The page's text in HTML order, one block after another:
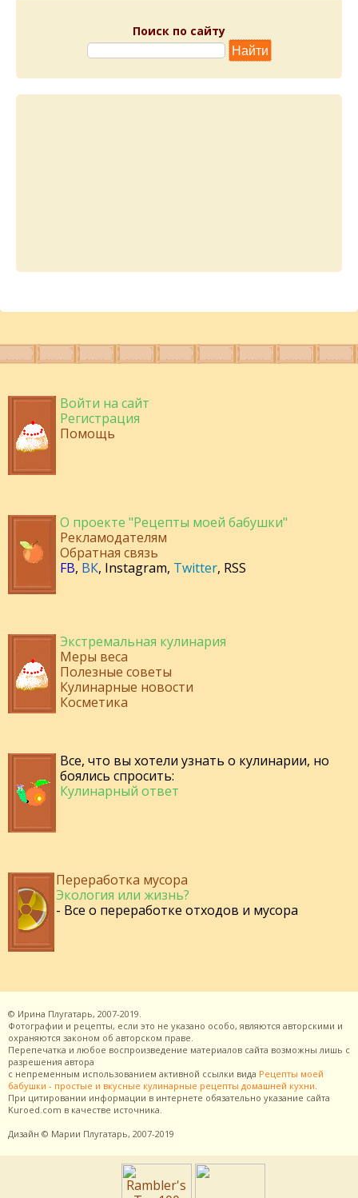
Поиск по сайту
Войти на сайт
Регистрация
Помощь
О проекте "Рецепты моей бабушки"
Рекламодателям
Обратная связь
FB, ВК, Instagram, Twitter, RSS
Экстремальная кулинария
Меры веса
Полезные советы
Кулинарные новости
Косметика
Все, что вы хотели узнать о кулинарии, но
боялись спросить:
Кулинарный ответ
Переработка мусора
Экология или жизнь?
- Все о переработке отходов и мусора
© Ирина Плугатарь, 2007-2019.
Фотографии и рецепты, если это не указано особо, являются авторскими и
охраняются законом об авторском праве.
Перепечатка и любое воспроизведение материалов сайта возможны лишь с
разрешения автора
с непременным использованием активной ссылки вида Рецепты моей
бабушки - простые и вкусные кулинарные рецепты домашней кухни
При цитировании информации в интернете обязательно указание сайта
Kuroed.com в качестве источника.
Дизайн © Марии Плугатарь, 2007-2019